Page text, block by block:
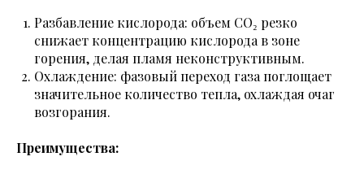
Разбавление кислорода: объем CO₂ резко
снижает концентрацию кислорода в зоне
горения, делая пламя неконструктивным.
Охлаждение: фазовый переход газа поглощает
значительное количество тепла, охлаждая очаг
возгорания.
Преимущества: